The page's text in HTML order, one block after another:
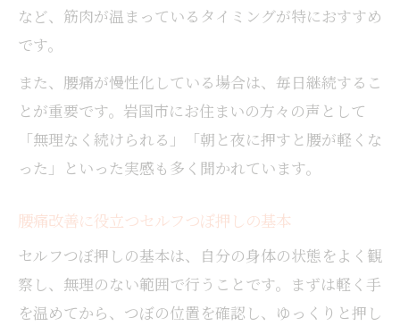
など、筋肉が温まっているタイミングが特におすすめ
です。
また、腰痛が慢性化している場合は、毎日継続するこ
とが重要です。岩国市にお住まいの方々の声として
「無理なく続けられる」「朝と夜に押すと腰が軽くな
った」といった実感も多く聞かれています。
腰痛改善に役立つセルフつぼ押しの基本
セルフつぼ押しの基本は、自分の身体の状態をよく観
察し、無理のない範囲で行うことです。まずは軽く手
を温めてから、つぼの位置を確認し、ゆっくりと押し